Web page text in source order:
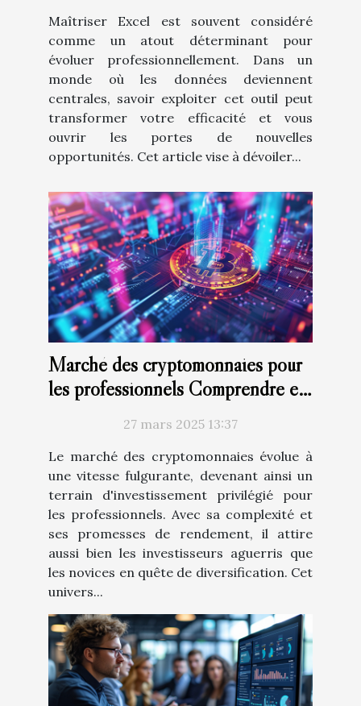
Maîtriser Excel est souvent considéré
comme un atout déterminant pour
évoluer professionnellement. Dans un
monde où les données deviennent
centrales, savoir exploiter cet outil peut
transformer votre efficacité et vous
ouvrir les portes de nouvelles
opportunités. Cet article vise à dévoiler...
Marché des cryptomonnaies pour
les professionnels Comprendre et
investir intelligemment
27 mars 2025 13:37
Le marché des cryptomonnaies évolue à
une vitesse fulgurante, devenant ainsi un
terrain d'investissement privilégié pour
les professionnels. Avec sa complexité et
ses promesses de rendement, il attire
aussi bien les investisseurs aguerris que
les novices en quête de diversification. Cet
univers...